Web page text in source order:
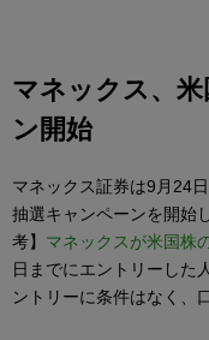
マネックス、
ン開始
マネックス証券は9月24
抽選キャンペーンを開始
考】 マネックスが米国株
日までにエントリーした
ントリーに条件はなく、